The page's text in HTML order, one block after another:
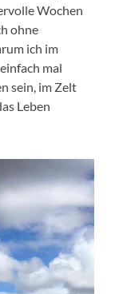
Wochen
ohne
ich im
mal
sein, im Zelt
Leben